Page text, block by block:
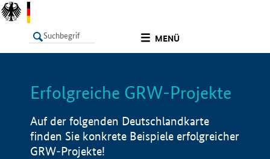
MENÜ
LISTE Info
Erfolgreiche GRW-Projekte
Auf der folgenden Deutschlandkarte
finden Sie konkrete Beispiele erfolgreicher
GRW-Projekte!